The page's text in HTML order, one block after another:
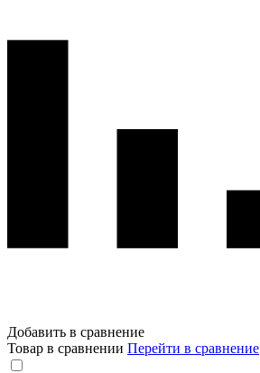
Добавить в сравнение
Товар в сравнении Перейти в сравнение